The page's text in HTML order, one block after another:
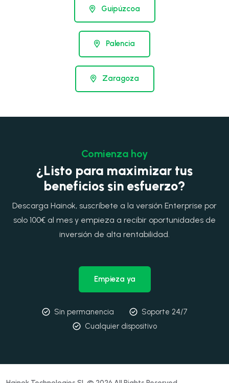
Guipúzcoa
Palencia
Zaragoza
Comienza hoy
¿Listo para maximizar tus
beneficios sin esfuerzo?
Descarga Hainok, suscríbete a la versión Enterprise por
solo 100€ al mes y empieza a recibir oportunidades de
inversión de alta rentabilidad.
Empieza ya
Sin permanencia
Soporte 24/7
Cualquier dispositivo